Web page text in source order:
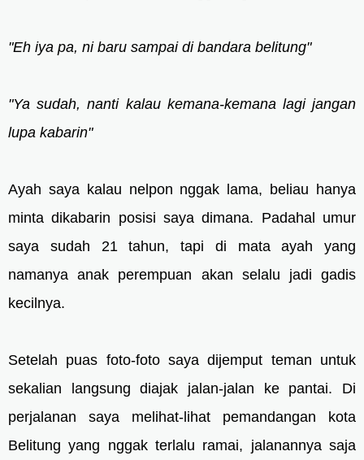
"Eh iya pa, ni baru sampai di bandara belitung"
"Ya sudah, nanti kalau kemana-kemana lagi jangan
lupa kabarin"
Ayah saya kalau nelpon nggak lama, beliau hanya
minta dikabarin posisi saya dimana. Padahal umur
saya sudah 21 tahun, tapi di mata ayah yang
namanya anak perempuan akan selalu jadi gadis
kecilnya.
Setelah puas foto-foto saya dijemput teman untuk
sekalian langsung diajak jalan-jalan ke pantai. Di
perjalanan saya melihat-lihat pemandangan kota
Belitung yang nggak terlalu ramai, jalanannya saja